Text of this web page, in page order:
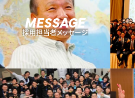
MESSAGE
採用担当者メッセージ